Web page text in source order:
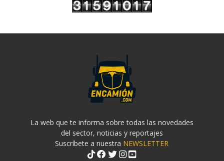
La web que te informa sobre todas las novedades
del sector, noticias y reportajes
Suscríbete a nuestra NEWSLETTER